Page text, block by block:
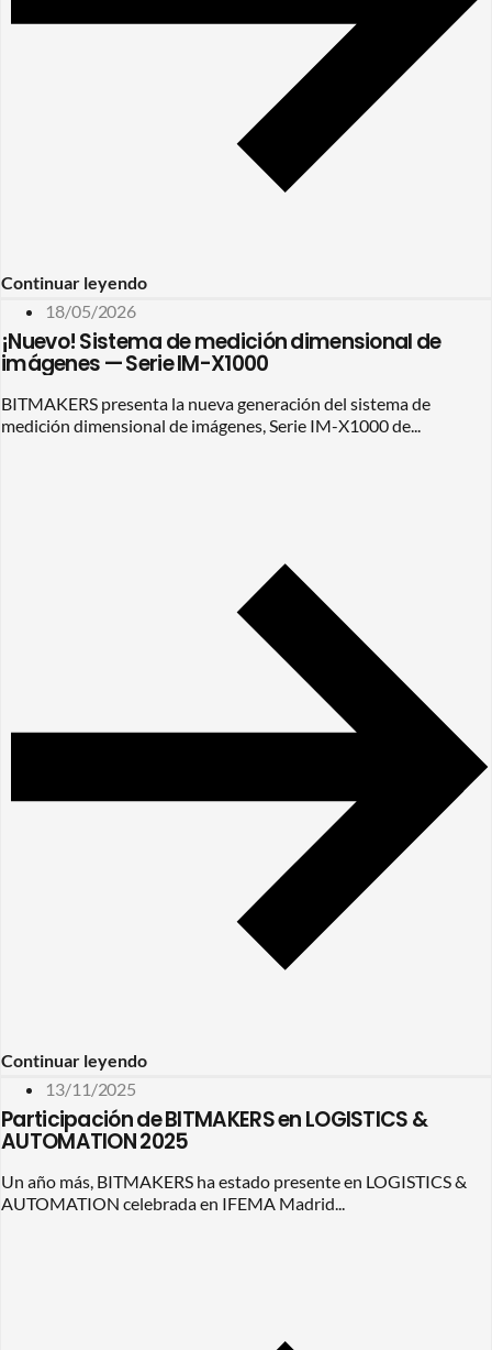
Continuar leyendo
18/05/2026
¡Nuevo! Sistema de medición dimensional de
imágenes — Serie IM-X1000
BITMAKERS presenta la nueva generación del sistema de
medición dimensional de imágenes, Serie IM-X1000 de...
Continuar leyendo
13/11/2025
Participación de BITMAKERS en LOGISTICS &
AUTOMATION 2025
Un año más, BITMAKERS ha estado presente en LOGISTICS &
AUTOMATION celebrada en IFEMA Madrid...